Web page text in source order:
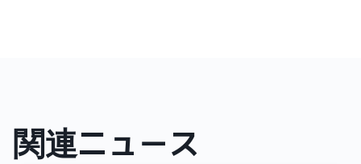
関連ニュース